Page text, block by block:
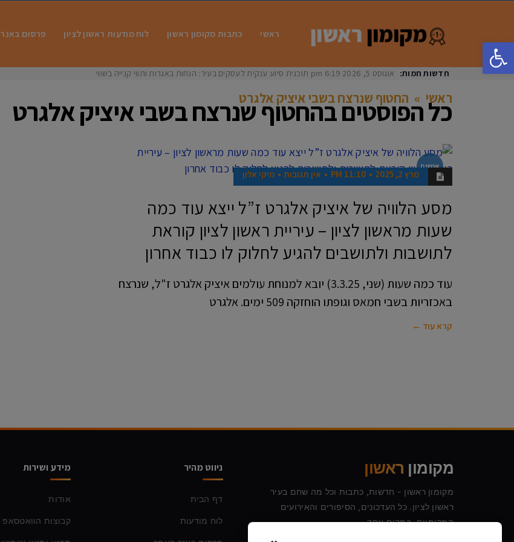
פתח סרגל נגישות
ראשי כתבות מקומון ראשון לוח מודעות ראשון לציון פרסום באנר
חדשות חמות: אוגוסט 5, 2026 6:19 pm תוכנית סיוע ענקית לעסקים בעיר: הנחות באגרות ותווי קנייה בשווי מ
ראשי » החטוף שנרצח בשבי איציק אלגרט
כל הפוסטים בהחטוף שנרצח בשבי איציק אלגרט
אנשים
מרץ 2, 2025 11:10 PM אין תגובות מיקי אלון
מסע הלוויה של איציק אלגרט ז”ל ייצא עוד כמה
שעות מראשון לציון – עיריית ראשון לציון קוראת
לתושבות ולתושבים להגיע לחלוק לו כבוד אחרון
עוד כמה שעות (שני, 3.3.25) יובא למנוחת עולמים איציק אלגרט ז"ל, שנרצח
באכזריות בשבי חמאס וגופתו הוחזקה 509 ימים. אלגרט
קרא עוד ←
מקומון ראשון
מקומון ראשון - חדשות, כתבות וכל מה שחם בעיר
ראשון לציון. כל העדכונים, הסיפורים והאירועים
המקומיים, במקום אחד.
ניווט מהיר
דף הבית
לוח מודעות
מידע ושירות
אודות
קבוצות הוואטסאפ